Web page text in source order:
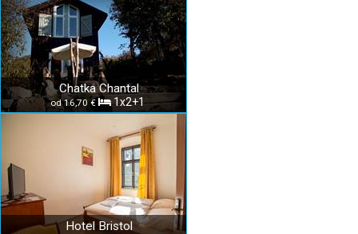
Chatka Chantal
od 16,70 € 1x2+1
Hotel Bristol